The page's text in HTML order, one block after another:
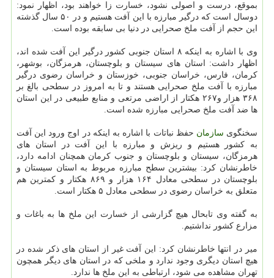
بموقع، درست و اصولی نشود، خسارت زا خواهند بود، اظهار نمود:
دوسال است که درگیر مبارزه با این آفت هستیم و در ۵۰ سال گذشته
این حجم از آفت ملخ صحرایی در دنیا بی سابقه بوده است.
وی با اشاره به اینکه ۸ استان جنوبی کشور درگیر این آفت شده اند،
اظهار داشت: استان های سیستان و بلوچستان، هرمزگان، بوشهر،
کرمان، فارس، خراسان جنوبی، خوزستان و خراسان رضوی درگیر
مبارزه با آفت ملخ صحرایی هستند و تا به امروز در سطحی بالغ بر
۳۶۸ هزار و۲۶۷ هکتار از اراضی مرتعی و منابع طبیعی در این استان
ها ضد آفت ملخ صحرایی مبارزه شده است.
سخنگوی سازمان حفظ نباتات با اشاره به اینکه در اوج ورود این آفت
به کشور هستیم و ریزش و مبارزه با این آفت در استان های
هرمزگان، سیستان و بلوچستان و جنوب کرمان همچنان ادامه دارد،
خاطرنشان کرد: بیشترین سطح مبارزه مربوط به استان سیستان و
بلوچستان در سطحی معادل ۱۶۴ هزار و ۸۶۹ هکتار و کمترین هم
متعلق به خراسان رضوی در سطحی معادل ۵ هکتار است.
به گفته وی تابحال هیچ گزارشی از خسارت این ملخ ها به باغات و
مزارع کشور نداشتیم.
میر در انتها خاطرنشان کرد: این آفت غیر از استان های ذکر شده در
هیچ استان دیگری وجود ندارد و ملخی که در استان های دیگر همچون
تهران مشاهده می شود، ارتباطی به این ملخ ها ندارد.